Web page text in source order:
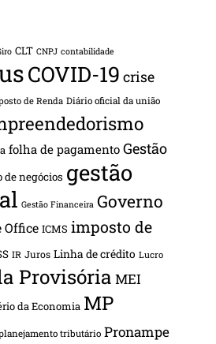
CLT CNPJ contabilidade
COVID-19 crise
de Renda Diário oficial da união
folha de pagamento Gestão
de negócios gestão
Gestão Financeira Governo
Office ICMS imposto de
IR Juros Linha de crédito Lucro
Provisória MEI
da Economia MP
tributário Pronampe